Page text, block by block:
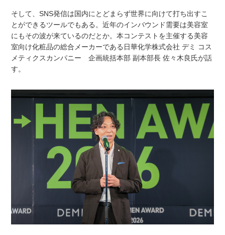
そして、SNS発信は国内にとどまらず世界に向けて打ち出すこ
とができるツールでもある。近年のインバウンド需要は美容室
にもその波が来ているのだとか。本コンテストを主催する美容
室向け化粧品の総合メーカーである日華化学株式会社 デミ コス
メティクスカンパニー 企画統括本部 副本部長 佐々木良氏が話
す。